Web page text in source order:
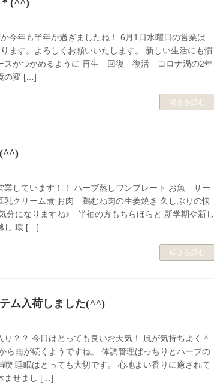
(^^)
今年も半年が過ぎましたね！ 6月1日水曜日の営業は
ます。よろしくお願いいたします。 新しい生活にも慣
スがつかめるように 再生 回復 復活 コロナ渦の2年
の変 […]
続きを読む
業しています！！ ハーブ蒸しワンプレート お魚 サー
乳クリーム煮 お肉 鶏むね肉の生姜焼き 久しぶりの快
分になりますね♪ 半袖の方もちらほらと 新学期や新し
し 環 […]
続きを読む
ム入荷しました(^^)
り？？ 今日はとっても良いお天気！ 風が気持ちよく＾
ら雨が続くようですね。 体調管理ばっちりとハーブの
喫 睡眠はとっても大切です。 心地よい香りに癒されて
ませまし […]